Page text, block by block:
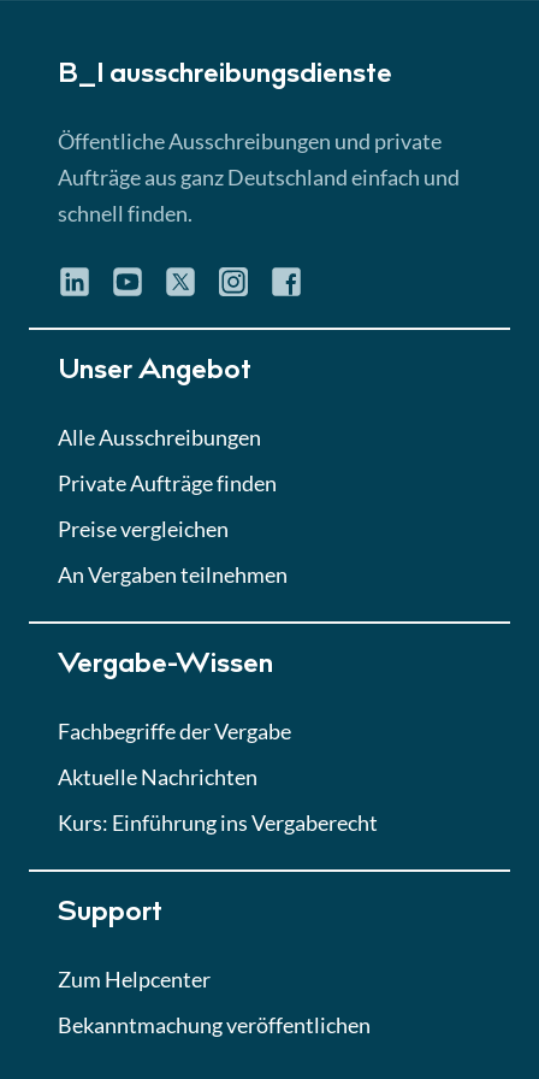
Lektion 3
► 4:31 Min
Quiz
Eignung im Vergabeverfahren
Lektion 6
Abgabe von Angeboten
Lektion
Lektion 7
Finales Quiz
B_I ausschreibungs­dienste
Öffentliche Ausschreibungen und private
Aufträge aus ganz Deutschland einfach und
schnell finden.
Unser Angebot
Alle Ausschreibungen
Private Aufträge finden
Preise vergleichen
An Vergaben teilnehmen
Vergabe-Wissen
Fachbegriffe der Vergabe
Aktuelle Nachrichten
Kurs: Einführung ins Vergaberecht
Support
Zum Helpcenter
Bekanntmachung veröffentlichen